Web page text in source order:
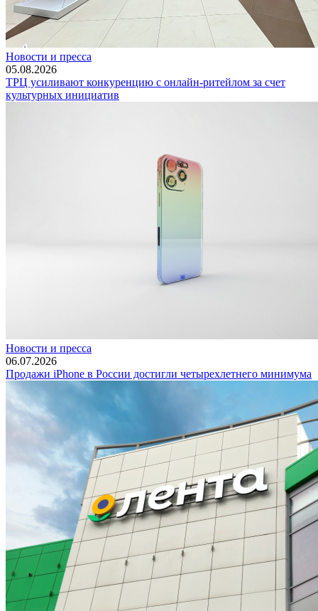
Новости и пресса
05.08.2026
ТРЦ усиливают конкуренцию с онлайн-ритейлом за счет
культурных инициатив
Новости и пресса
06.07.2026
Продажи iPhone в России достигли четырехлетнего минимума